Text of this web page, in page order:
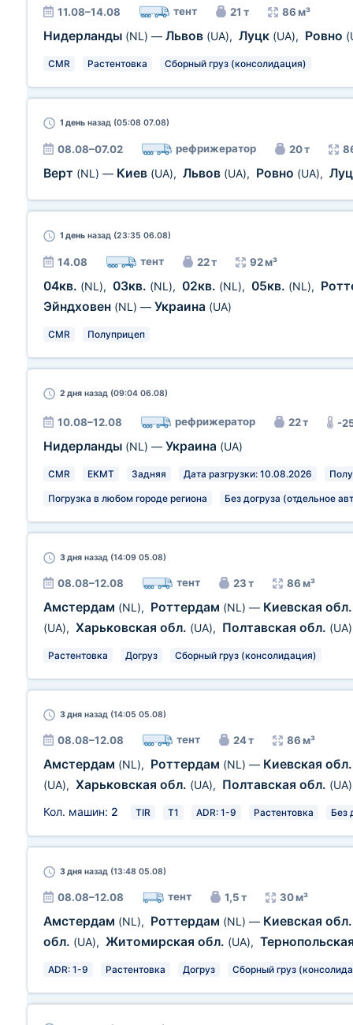
11.08–14.08 тент 21 т 86 м³
Нидерланды (NL) — Львов (UA), Луцк (UA), Ровно
CMR Растентовка Сборный груз (консолидация)
1 день назад (05:08 07.08)
08.08–07.02 рефрижератор 20 т
Верт (NL) — Киев (UA), Львов (UA), Ровно (UA),
1 день назад (23:35 06.08)
14.08 тент 22 т 92 м³
04кв. (NL), 03кв. (NL), 02кв. (NL), 05кв. (NL),
Эйндховен (NL) — Украина (UA)
CMR Полуприцеп
2 дня назад (09:04 06.08)
10.08–12.08 рефрижератор 22 т -
Нидерланды (NL) — Украина (UA)
CMR EKMT Задняя Дата разгрузки: 10.08.2026
Погрузка в любом городе региона Без догруза (отдельное
3 дня назад (14:09 05.08)
08.08–12.08 тент 23 т 86 м³
Амстердам (NL), Роттердам (NL) — Киевская
(UA), Харьковская обл. (UA), Полтавская обл. (UA)
Растентовка Догруз Сборный груз (консолидация)
3 дня назад (14:05 05.08)
08.08–12.08 тент 24 т 86 м³
Амстердам (NL), Роттердам (NL) — Киевская
(UA), Харьковская обл. (UA), Полтавская обл. (UA)
Кол. машин: 2 TIR T1 ADR: 1-9 Растентовка Без
3 дня назад (13:48 05.08)
08.08–12.08 тент 1,5 т 30 м³
Амстердам (NL), Роттердам (NL) — Киевская
обл. (UA), Житомирская обл. (UA),
ADR: 1-9 Растентовка Догруз Сборный груз